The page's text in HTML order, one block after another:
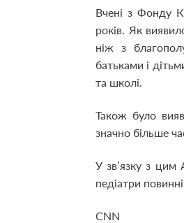
Вчені з Фонду
років. Як
ніж з
батьками і
та школі.
Також було
значно більше
У зв’язку з цим
педіатри
CNN